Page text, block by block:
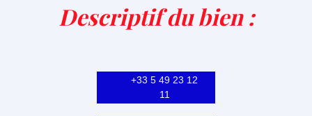
Descriptif du bien:
+33 5 49 23 12
11